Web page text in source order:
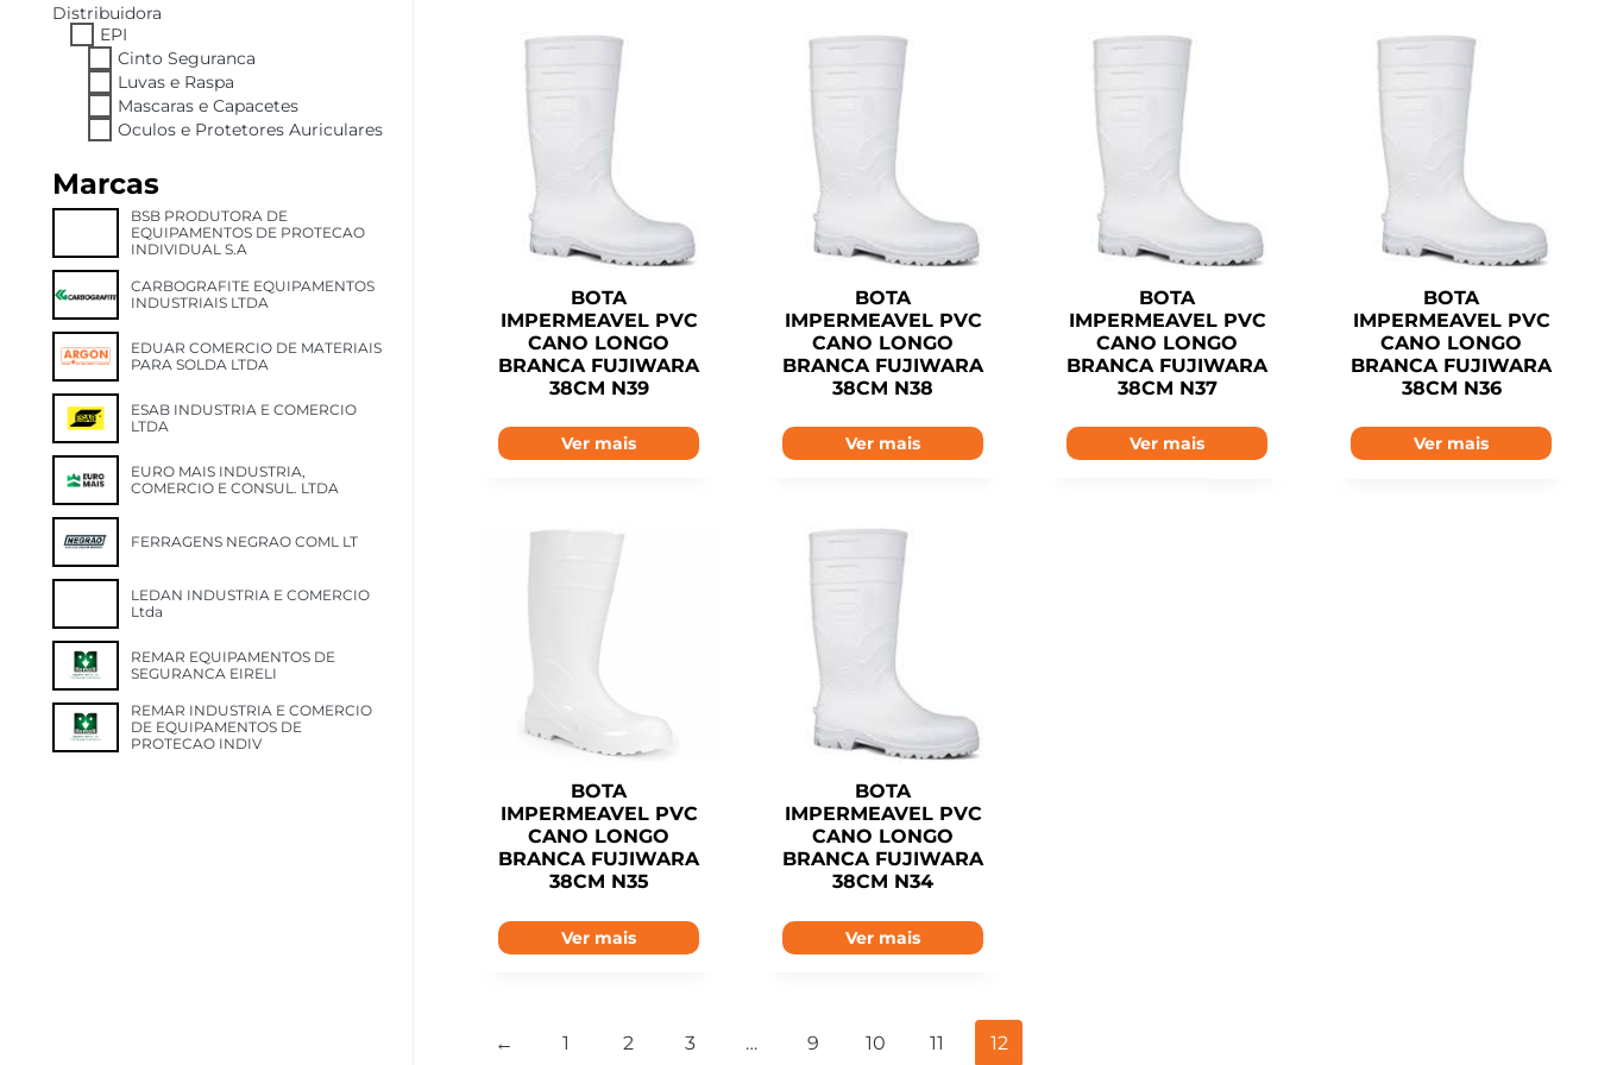
BOTA
IMPERMEAVEL PVC
CANO LONGO
BRANCA FUJIWARA
38CM N39
Ver mais
BOTA
IMPERMEAVEL PVC
CANO LONGO
BRANCA FUJIWARA
38CM N38
Ver mais
BOTA
IMPERMEAVEL PVC
CANO LONGO
BRANCA FUJIWARA
38CM N37
Ver mais
BOTA
IMPERMEAVEL PVC
CANO LONGO
BRANCA FUJIWARA
38CM N36
Ver mais
BOTA
IMPERMEAVEL PVC
CANO LONGO
BRANCA FUJIWARA
38CM N35
Ver mais
BOTA
IMPERMEAVEL PVC
CANO LONGO
BRANCA FUJIWARA
38CM N34
Ver mais
← 1 2 3 … 9 10 11 12
Distribuidora
EPI
Cinto Seguranca
Luvas e Raspa
Mascaras e Capacetes
Oculos e Protetores Auriculares
Marcas
BSB PRODUTORA DE
EQUIPAMENTOS DE PROTECAO
INDIVIDUAL S.A
CARBOGRAFITE EQUIPAMENTOS
INDUSTRIAIS LTDA
EDUAR COMERCIO DE MATERIAIS
PARA SOLDA LTDA
ESAB INDUSTRIA E COMERCIO
LTDA
EURO MAIS INDUSTRIA,
COMERCIO E CONSUL. LTDA
FERRAGENS NEGRAO COML LT
LEDAN INDUSTRIA E COMERCIO
Ltda
REMAR EQUIPAMENTOS DE
SEGURANCA EIRELI
REMAR INDUSTRIA E COMERCIO
DE EQUIPAMENTOS DE
PROTECAO INDIV